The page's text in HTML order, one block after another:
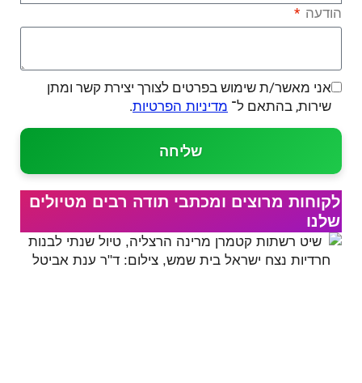
הודעה
אני מאשר/ת שימוש בפרטים לצורך יצירת קשר ומתן
שירות, בהתאם ל־ מדיניות הפרטיות.
שליחה
לקוחות מרוצים ומכתבי תודה רבים מטיולים
שלנו